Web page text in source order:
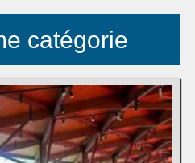
catégorie